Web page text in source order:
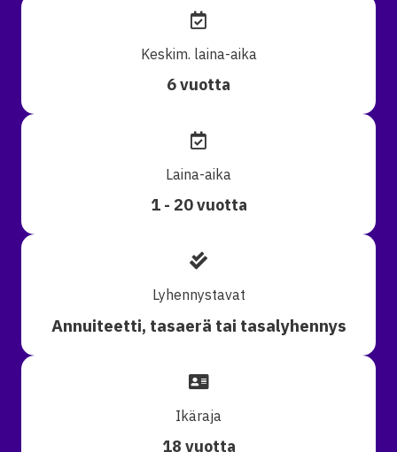
Keskim. laina-aika
6 vuotta
Laina-aika
1 - 20 vuotta
Lyhennystavat
Annuiteetti, tasaerä tai tasalyhennys
Ikäraja
18 vuotta